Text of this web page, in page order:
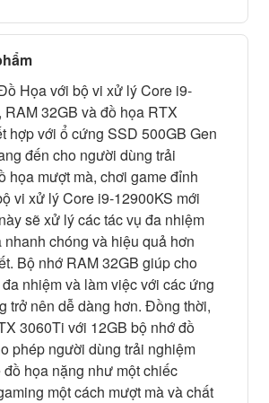
Họa với bộ vi xử lý Core i9-
RAM 32GB và đồ họa RTX
hợp với ổ cứng SSD 500GB Gen
đến cho người dùng trải
họa mượt mà, chơi game đỉnh
vi xử lý Core i9-12900KS mới
sẽ xử lý các tác vụ đa nhiệm
nhanh chóng và hiệu quả hơn
Bộ nhớ RAM 32GB giúp cho
nhiệm và làm việc với các ứng
trở nên dễ dàng hơn. Đồng thời,
3060Ti với 12GB bộ nhớ đồ
phép người dùng trải nghiệm
đồ họa nặng như một chiếc
một cách mượt mà và chất